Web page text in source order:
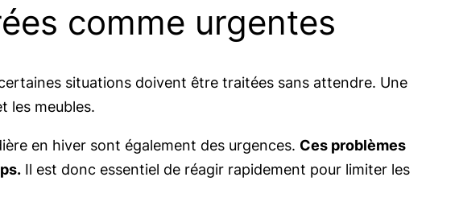
comme urgentes
situations doivent être traitées sans attendre. Une
les meubles.
en hiver sont également des urgences. Ces problèmes
Il est donc essentiel de réagir rapidement pour limiter les